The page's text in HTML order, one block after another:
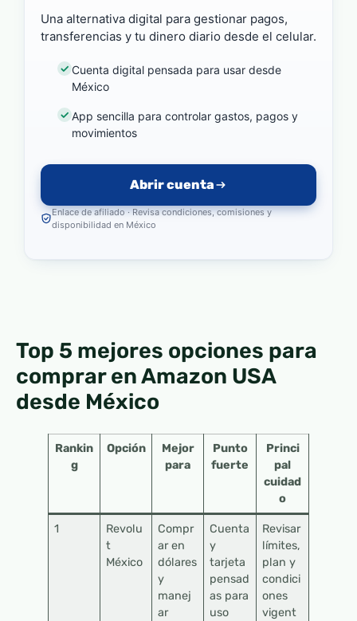
Una alternativa digital para gestionar pagos,
transferencias y tu dinero diario desde el celular.
Cuenta digital pensada para usar desde
México
App sencilla para controlar gastos, pagos y
movimientos
Abrir cuenta
Enlace de afiliado · Revisa condiciones, comisiones y
disponibilidad en México
Top 5 mejores opciones para
comprar en Amazon USA
desde México
Rankin
g
Opción
Mejor
para
Punto
fuerte
Princi
pal
cuidad
o
1
Revolu
t
México
Compr
ar en
dólares
y
manej
ar
Cuenta
y
tarjeta
pensad
as para
uso
Revisar
límites,
plan y
condici
ones
vigent